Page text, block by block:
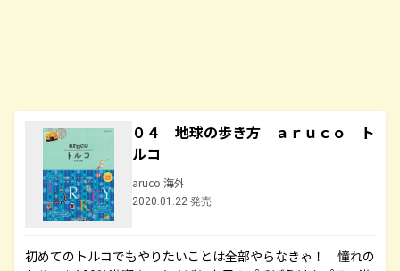
０４ 地球の歩き方 ａｒｕｃｏ ト
ルコ
aruco 海外
2020.01.22 発売
初めてのトルコでもやりたいことは全部やらなきゃ！ 憧れの